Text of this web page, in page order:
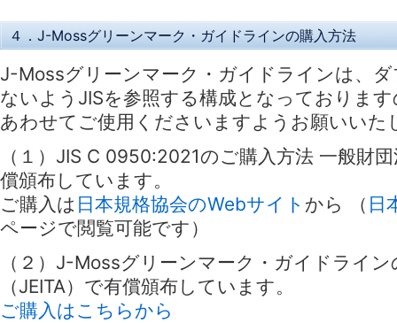
４．J-Mossグリーンマーク・ガイドラインの購入方法
J-Mossグリーンマーク・ガイドラインは、
ないようJISを参照する構成となっておりま
あわせてご使用くださいますようお願いいた
（１）JIS C 0950:2021のご購入方法 一般財
償頒布しています。
ご購入は 日本規格協会のWebサイト から （ 日
ページで閲覧可能です）
（２）J-Mossグリーンマーク・ガイドライ
（JEITA）で有償頒布しています。
ご購入はこちらから